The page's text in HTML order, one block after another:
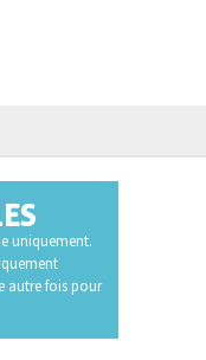
uniquement.
autre fois pour